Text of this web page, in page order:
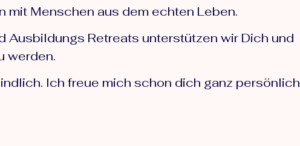
mit Menschen aus dem echten Leben.
Ausbildungs Retreats unterstützen wir Dich und
werden.
Ich freue mich schon dich ganz persönlich